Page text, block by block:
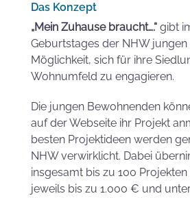
Das Konzept
„Mein Zuhause braucht….“gibt
Geburtstages der NHW jungen
Möglichkeit, sich für ihre
Wohnumfeld zu engagieren.
Die jungen Bewohnenden
auf der Webseite ihr Projekt
besten Projektideen werden
NHW verwirklicht. Dabei
insgesamt bis zu 100
jeweils bis zu 1.000 € und